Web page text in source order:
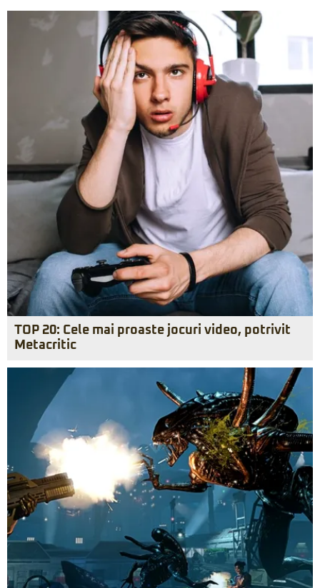
TOP 20: Cele mai proaste jocuri video, potrivit
Metacritic